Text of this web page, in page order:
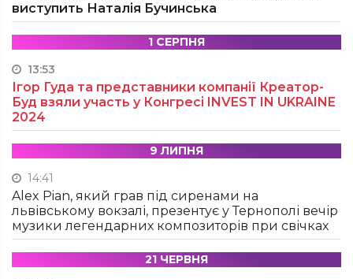
виступить Наталія Бучинська
1 СЕРПНЯ
13:53
Ігор Гуда та представники компанії Креатор-
Буд взяли участь у Конгресі INVEST IN UKRAINE
2024
9 ЛИПНЯ
14:41
Alex Pian, який грав під сиренами на
львівському вокзалі, презентує у Тернополі вечір
музики легендарних композиторів при свічках
21 ЧЕРВНЯ